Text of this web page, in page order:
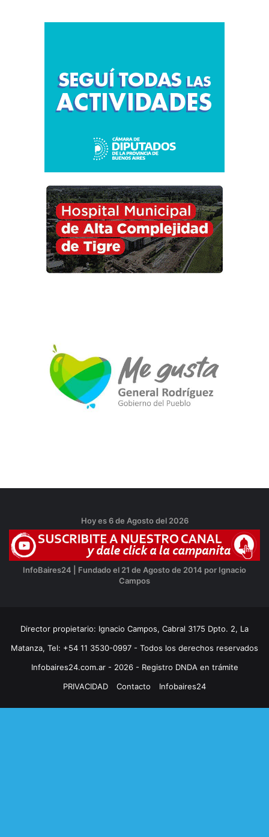
Hoy es 6 de Agosto del 2026
InfoBaires24 | Fundado el 21 de Agosto de 2014 por Ignacio
Campos
Director propietario: Ignacio Campos, Cabral 3175 Dpto. 2, La
Matanza, Tel: +54 11 3530-0997 - Todos los derechos reservados
Infobaires24.com.ar - 2026 - Registro DNDA en trámite
PRIVACIDAD
Contacto Infobaires24